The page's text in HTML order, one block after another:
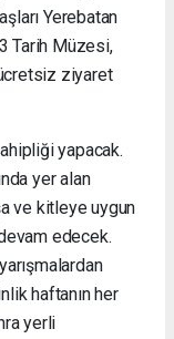
Yerebatan
Tarih Müzesi,
ziyaret
yapacak.
yer alan
ve kitleye uygun
edecek.
haftanın her
yerli